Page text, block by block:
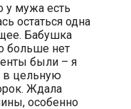
у мужа есть
остаться одна
Бабушка
больше нет
были – я
в цельную
Ждала
особенно